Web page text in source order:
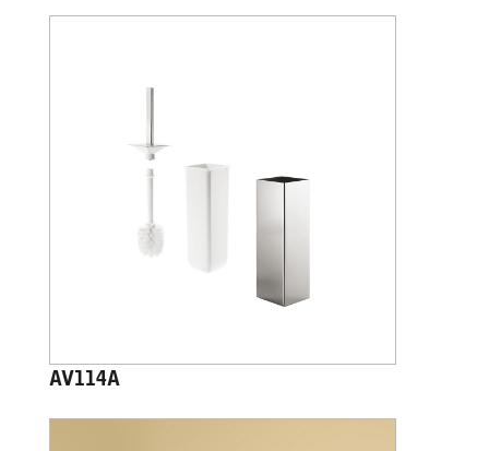
AV114A